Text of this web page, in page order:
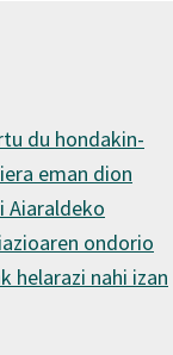
du hondakin-
eman dion
Aiaraldeko
ondorio
helarazi nahi izan